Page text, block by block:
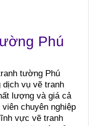
Phú
tường Phú
dịch vụ vẽ tranh
lượng và giá cả
chuyên nghiệp
vực vẽ tranh